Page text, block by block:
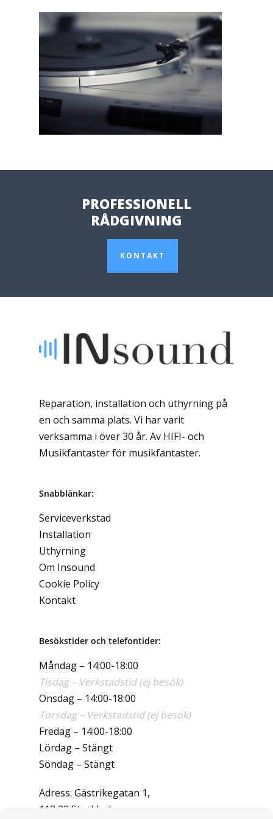
PROFESSIONELL
RÅDGIVNING
KONTAKT
Reparation, installation och uthyrning på
en och samma plats. Vi har varit
verksamma i över 30 år. Av HIFI- och
Musikfantaster för musikfantaster.
Snabblänkar:
Serviceverkstad
Installation
Uthyrning
Om Insound
Cookie Policy
Kontakt
Besökstider och telefontider:
Måndag – 14:00-18:00
Tisdag – Verkstadstid (ej besök)
Onsdag – 14:00-18:00
Torsdag – Verkstadstid (ej besök)
Fredag – 14:00-18:00
Lördag – Stängt
Söndag – Stängt
Adress: Gästrikegatan 1,
113 22 Stockholm